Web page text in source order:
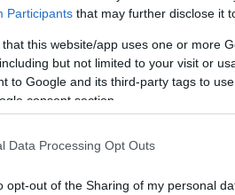
Participants that may further disclose it
that this website/app uses one or more
but not limited to your visit or
to Google and its third-party tags to
consent section.
Data Processing Opt Outs
opt-out of the Sharing of my personal
μου επιτραπεί,
ήταν στην Αναγέννηση,
δεν παίζω, κάνω